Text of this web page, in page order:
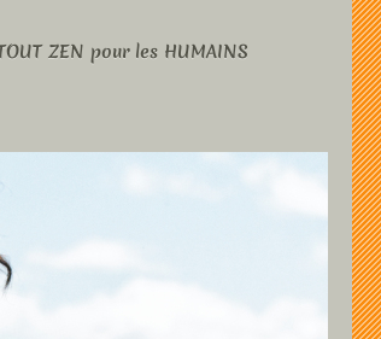
ZEN pour les HUMAINS